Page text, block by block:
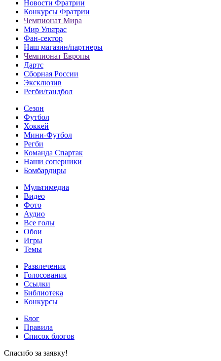
Новости Фратрии
Конкурсы Фратрии
Чемпионат Мира
Мир Ультрас
Фан-cектор
Наш магазин/партнеры
Чемпионат Европы
Дартс
Сборная России
Эксклюзив
Регби/гандбол
Сезон
Футбол
Хоккей
Мини-Футбол
Регби
Команда Спартак
Наши соперники
Бомбардиры
Мультимедиа
Видео
Фото
Аудио
Все голы
Обои
Игры
Темы
Развлечения
Голосования
Ссылки
Библиотека
Конкурсы
Блог
Правила
Список блогов
Спасибо за заявку!